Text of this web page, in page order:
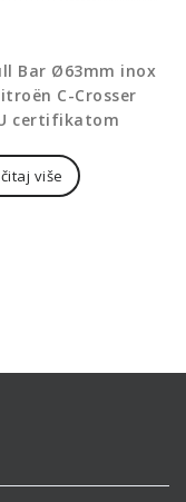
Bar Ø63mm inox
C-Crosser
certifikatom
više